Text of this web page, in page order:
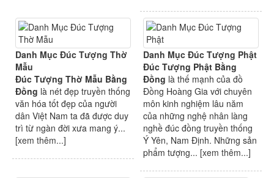
Danh Mục Đúc Tượng Thờ
Mẫu
Đúc Tượng Thờ Mẫu Bằng
Đồng là nét đẹp truyền thống
văn hóa tốt đẹp của người
dân Việt Nam ta đã được duy
trì từ ngàn đời xưa mang ý...
[xem thêm...]
Danh Mục Đúc Tượng Phật
Đúc Tượng Phật Bằng
Đồng là thế mạnh của đồ
Đồng Hoàng Gia với chuyên
môn kinh nghiệm lâu năm
của những nghệ nhân làng
nghề đúc đồng truyền thống
Ý Yên, Nam Định. Những sản
phẩm tượng... [xem thêm...]